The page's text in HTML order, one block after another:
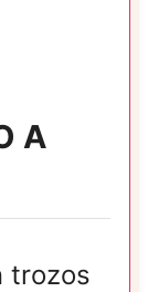
A
trozos